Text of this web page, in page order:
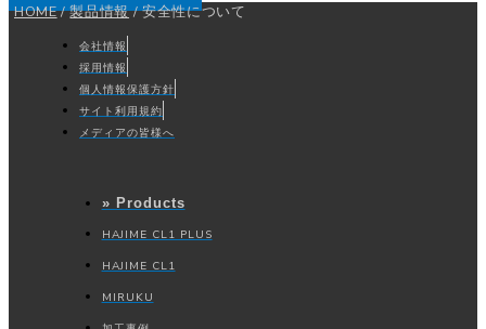
HOME / 製品情報 /安全性について
会社情報
採用情報
個人情報保護方針
サイト利用規約
メディアの皆様へ
» Products
HAJIME CL1 PLUS
HAJIME CL1
MIRUKU